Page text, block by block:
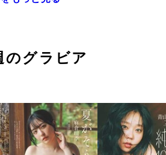
のグラビア